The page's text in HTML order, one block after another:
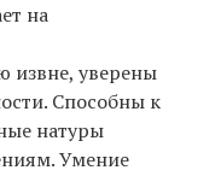
на
извне, уверены
Способны к
натуры
Умение